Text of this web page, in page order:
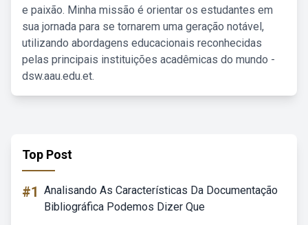
e paixão. Minha missão é orientar os estudantes em
sua jornada para se tornarem uma geração notável,
utilizando abordagens educacionais reconhecidas
pelas principais instituições acadêmicas do mundo -
dsw.aau.edu.et.
Top Post
#1 Analisando As Características Da Documentação
Bibliográfica Podemos Dizer Que